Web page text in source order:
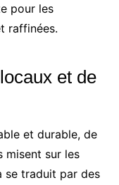
pour les
raffinées.
et de
et durable, de
misent sur les
se traduit par des